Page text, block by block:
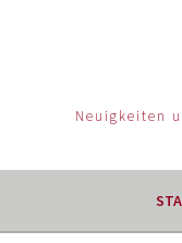
Neuigkeiten